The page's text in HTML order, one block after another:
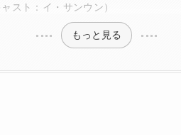
スト：イ・サンウン）
もっと見る